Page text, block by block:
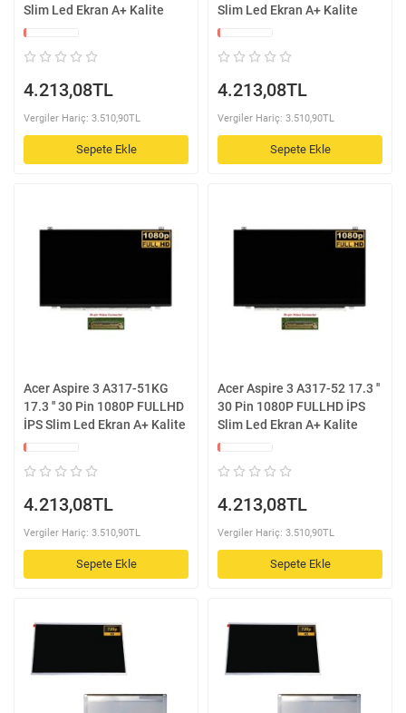
Slim Led Ekran A+ Kalite
4.213,08TL
Vergiler Hariç: 3.510,90TL
Sepete Ekle
Slim Led Ekran A+ Kalite
4.213,08TL
Vergiler Hariç: 3.510,90TL
Sepete Ekle
Acer Aspire 3 A317-51KG
17.3 '' 30 Pin 1080P FULLHD
İPS Slim Led Ekran A+ Kalite
4.213,08TL
Vergiler Hariç: 3.510,90TL
Sepete Ekle
Acer Aspire 3 A317-52 17.3 ''
30 Pin 1080P FULLHD İPS
Slim Led Ekran A+ Kalite
4.213,08TL
Vergiler Hariç: 3.510,90TL
Sepete Ekle